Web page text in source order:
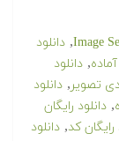
, دانلود
, دانلود
تصویر, دانلود
, دانلود رایگان
رایگان کد, دانلود